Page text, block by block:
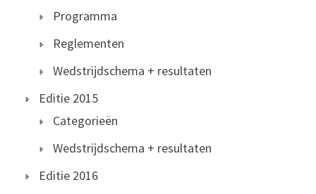
Programma
Reglementen
Wedstrijdschema + resultaten
Editie 2015
Categorieën
Wedstrijdschema + resultaten
Editie 2016